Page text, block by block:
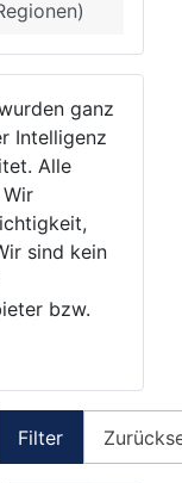
ganz
Intelligenz
Alle
sind kein
bzw.
Filter